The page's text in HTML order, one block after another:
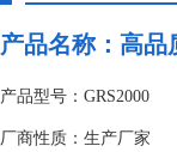
产品名称：高品
产品型号：GRS2000
厂商性质：生产厂家